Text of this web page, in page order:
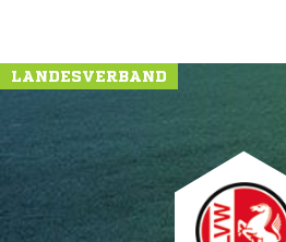
LANDESVERBAND